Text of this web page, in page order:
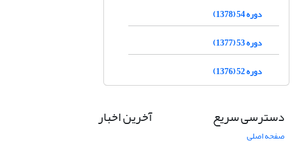
دوره 54 (1378)
دوره 53 (1377)
دوره 52 (1376)
دسترسی سریع
صفحه اصلی
آخرین اخبار